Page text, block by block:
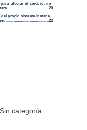
Sin categoría